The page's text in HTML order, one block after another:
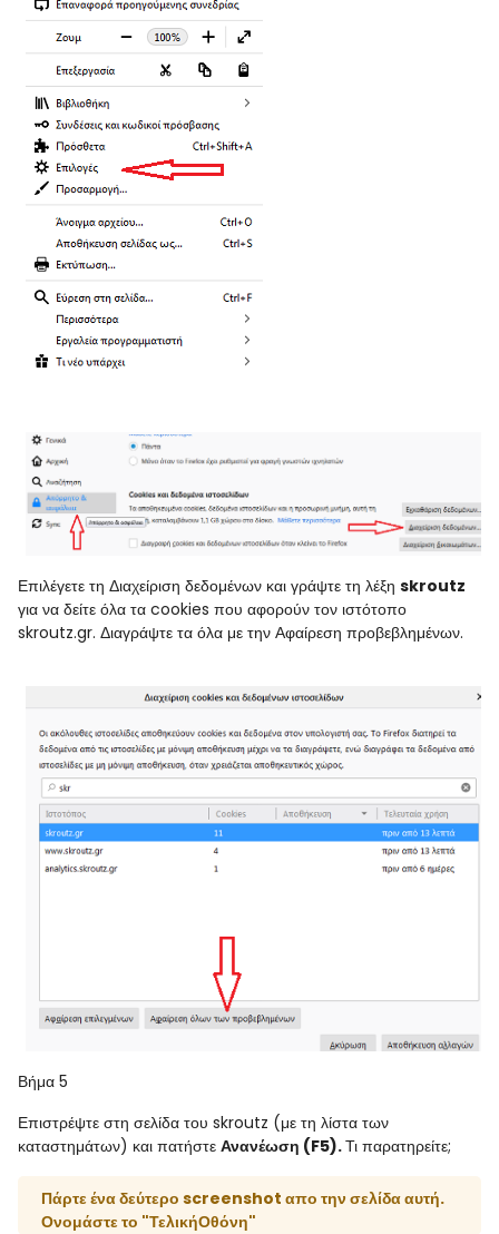
Επιλέγετε τη Διαχείριση δεδομένων και γράψτε τη λέξη skroutz
για να δείτε όλα τα cookies που αφορούν τον ιστότοπο
skroutz.gr. Διαγράψτε τα όλα με την Αφαίρεση προβεβλημένων.
Βήμα 5
Επιστρέψτε στη σελίδα του skroutz (με τη λίστα των
καταστημάτων) και πατήστε Ανανέωση (F5).Τι παρατηρείτε;
Πάρτε ένα δεύτερο screenshot απο την σελίδα αυτή.
Ονομάστε το "ΤελικήΟθόνη"